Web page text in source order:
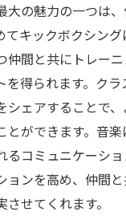
大の魅力の一つは
てキックボクシン
仲間と共にトレー
を得られます。ク
シェアすることで
とができます。音
るコミュニケーシ
ョンを高め、仲間
せてくれます。